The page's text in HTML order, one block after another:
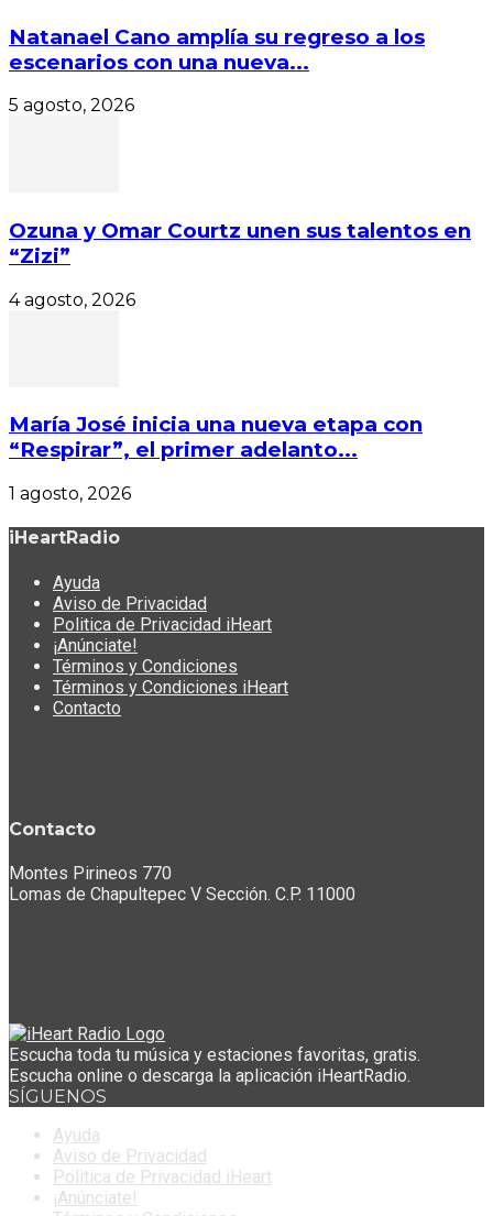
Natanael Cano amplía su regreso a los
escenarios con una nueva...
5 agosto, 2026
Ozuna y Omar Courtz unen sus talentos en
“Zizi”
4 agosto, 2026
María José inicia una nueva etapa con
“Respirar”, el primer adelanto...
1 agosto, 2026
iHeartRadio
Ayuda
Aviso de Privacidad
Politica de Privacidad iHeart
¡Anúnciate!
Términos y Condiciones
Términos y Condiciones iHeart
Contacto
Contacto
Montes Pirineos 770
Lomas de Chapultepec V Sección. C.P. 11000
Escucha toda tu música y estaciones favoritas, gratis.
Escucha online o descarga la aplicación iHeartRadio.
SÍGUENOS
Ayuda
Aviso de Privacidad
Politica de Privacidad iHeart
¡Anúnciate!